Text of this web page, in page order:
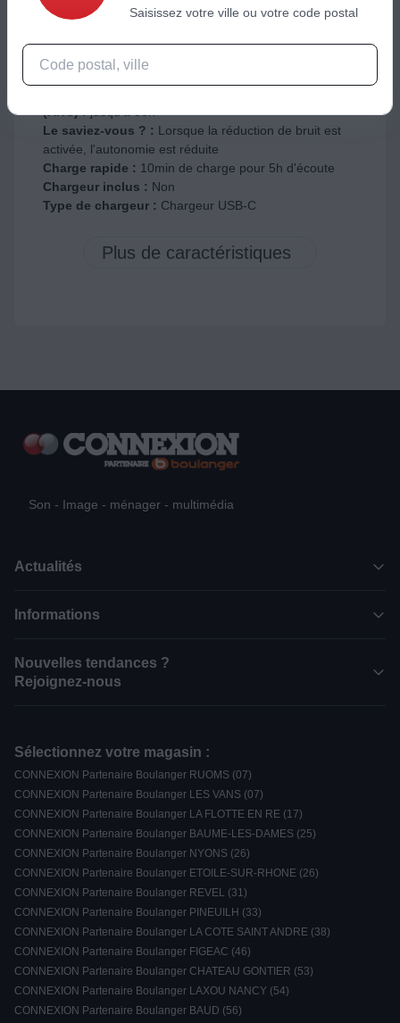
Autonomie totale :
(ANC) :jusqu'à 50h
Le saviez-vous ? : Lorsque la réduction de bruit est
activée, l'autonomie est réduite
Charge rapide : 10min de charge pour 5h d'écoute
Chargeur inclus : Non
Type de chargeur : Chargeur USB-C
Son - Image - ménager - multimédia
Actualités
Informations
Nouvelles tendances ?
Rejoignez-nous
Sélectionnez votre magasin :
CONNEXION Partenaire Boulanger RUOMS (07)
CONNEXION Partenaire Boulanger LES VANS (07)
CONNEXION Partenaire Boulanger LA FLOTTE EN RE (17)
CONNEXION Partenaire Boulanger BAUME-LES-DAMES (25)
CONNEXION Partenaire Boulanger NYONS (26)
CONNEXION Partenaire Boulanger ETOILE-SUR-RHONE (26)
CONNEXION Partenaire Boulanger REVEL (31)
CONNEXION Partenaire Boulanger PINEUILH (33)
CONNEXION Partenaire Boulanger LA COTE SAINT ANDRE (38)
CONNEXION Partenaire Boulanger FIGEAC (46)
CONNEXION Partenaire Boulanger CHATEAU GONTIER (53)
CONNEXION Partenaire Boulanger LAXOU NANCY (54)
CONNEXION Partenaire Boulanger BAUD (56)
Saisissez votre ville ou votre code postal